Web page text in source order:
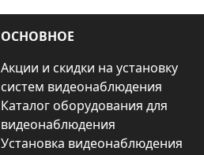
ОСНОВНОЕ
Акции и скидки на установку
систем видеонаблюдения
Каталог оборудования для
видеонаблюдения
Установка видеонаблюдения